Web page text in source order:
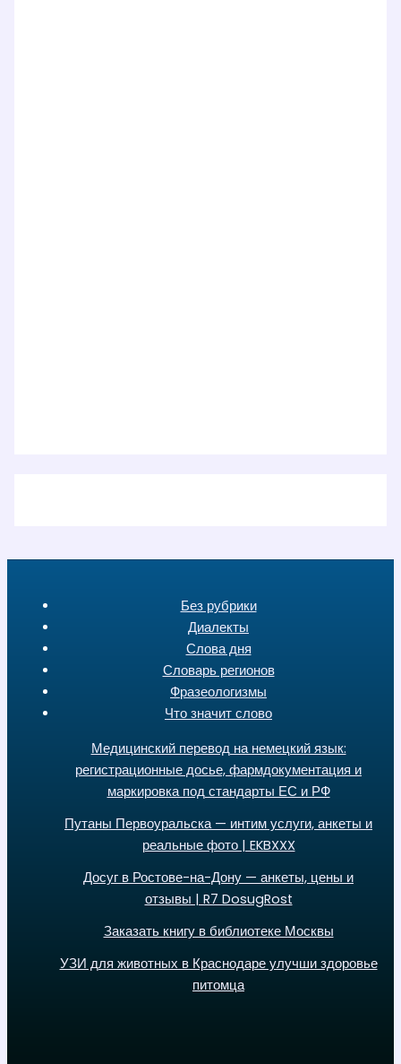
Без рубрики
Диалекты
Слова дня
Словарь регионов
Фразеологизмы
Что значит слово
Медицинский перевод на немецкий язык:
регистрационные досье, фармдокументация и
маркировка под стандарты ЕС и РФ
Путаны Первоуральска — интим услуги, анкеты и
реальные фото | EKBXXX
Досуг в Ростове-на-Дону — анкеты, цены и
отзывы | R7 DosugRost
Заказать книгу в библиотеке Москвы
УЗИ для животных в Краснодаре улучши здоровье
питомца